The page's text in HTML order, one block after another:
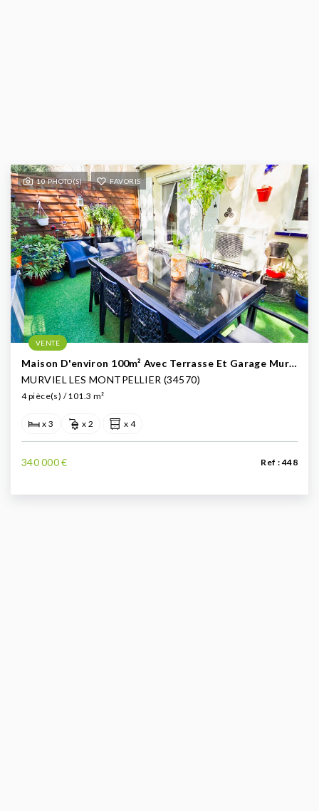
10 PHOTO(S) FAVORIS
VENTE
Maison D'environ 100m² Avec Terrasse Et Garage Murviel Les Montpellier À Vendre (Ouest De Montpellier)
MURVIEL LES MONTPELLIER (34570)
4 pièce(s) / 101.3 m²
x 2 x 4
x 3
340 000 € Ref : 448